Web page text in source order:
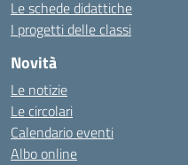
Le schede didattiche
I progetti delle classi
Novità
Le notizie
Le circolari
Calendario eventi
Albo online